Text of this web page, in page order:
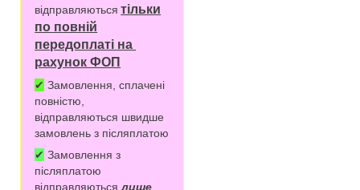
відправляються тільки
по повній
передоплаті на
рахунок ФОП
✔ Замовлення, сплачені
повністю,
відправляються швидше
замовлень з післяплатою
✔ Замовлення з
післяплатою
відправляютьсялише